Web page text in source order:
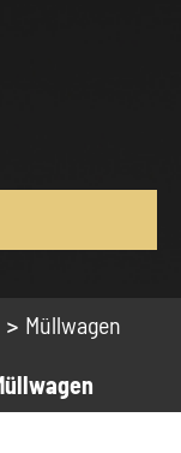
Müllwagen